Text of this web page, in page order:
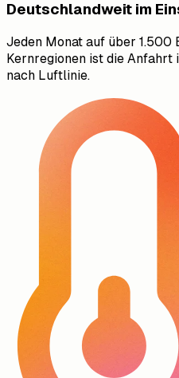
Deutschlandweit im
Jeden Monat auf über 1.500
Kernregionen ist die Anfahrt
nach Luftlinie.